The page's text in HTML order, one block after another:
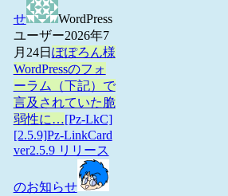
せ
WordPress
ユーザー2026年7
月24日 ぽぽろん様
WordPressのフォ
ーラム（下記）で
言及されていた脆
弱性に…[Pz-LkC]
[2.5.9]Pz-LinkCard
ver2.5.9 リリース
のお知らせ